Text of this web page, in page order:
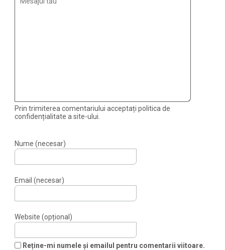
Prin trimiterea comentariului acceptați politica de
confidențialitate a site-ului.
Nume (necesar)
Email (necesar)
Website (opțional)
Reține-mi numele și emailul pentru comentarii viitoare.